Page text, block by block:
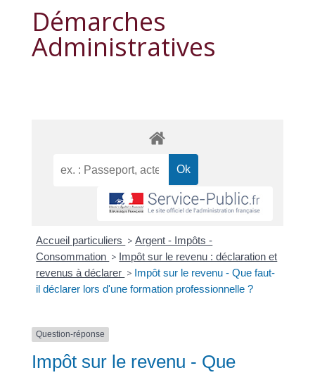
Démarches
Administratives
Accueil particuliers > Argent - Impôts -
Consommation > Impôt sur le revenu : déclaration et
revenus à déclarer > Impôt sur le revenu - Que faut-
il déclarer lors d'une formation professionnelle ?
Question-réponse
Impôt sur le revenu - Que